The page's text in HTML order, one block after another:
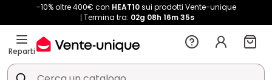
-10% oltre 400€ con HEAT10sui prodotti Vente-unique
Termina tra: 02g 08h 16m 35s
Reparti